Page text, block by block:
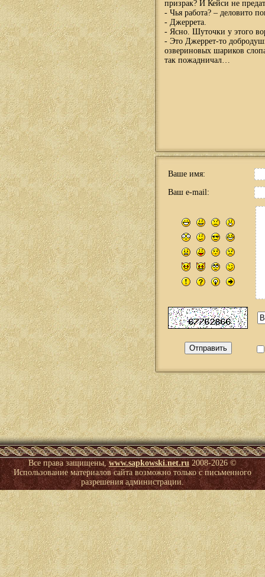
призрак? И Кейси не
- Чья работа? – деловито
- Джеррета.
- Ясно. Шуточки у этого
- Это Джеррет-то
озвериновых шариков
так пожадничал…
Ваше имя:
Ваш e-mail:
Все права защищены,www.sapkowski.net.ru2008-2026 ©
Использование материалов сайта возможно только с письменного
разрешения администрации.